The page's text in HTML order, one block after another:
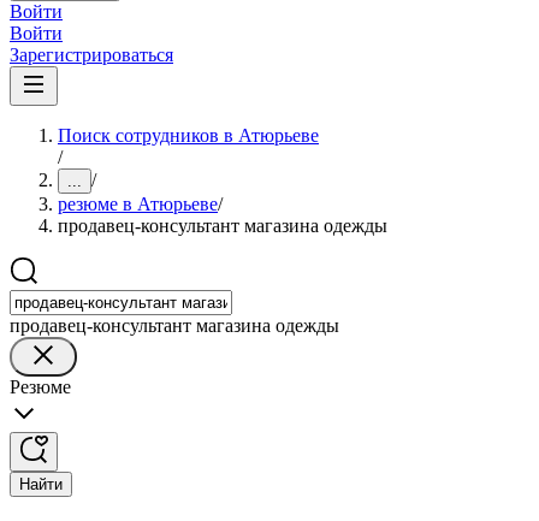
Войти
Войти
Зарегистрироваться
Поиск сотрудников в Атюрьеве
/
... /
резюме в Атюрьеве/
продавец-консультант магазина одежды
продавец-консультант магазина одежды
Резюме
Найти